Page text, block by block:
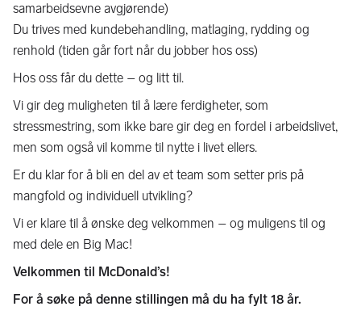
samarbeidsevne avgjørende)
Du trives med kundebehandling, matlaging, rydding og
renhold (tiden går fort når du jobber hos oss)
Hos oss får du dette – og litt til.
Vi gir deg muligheten til å lære ferdigheter, som
stressmestring, som ikke bare gir deg en fordel i arbeidslivet,
men som også vil komme til nytte i livet ellers.
Er du klar for å bli en del av et team som setter pris på
mangfold og individuell utvikling?
Vi er klare til å ønske deg velkommen – og muligens til og
med dele en Big Mac!
Velkommen til McDonald’s!
For å søke på denne stillingen må du ha fylt 18 år.